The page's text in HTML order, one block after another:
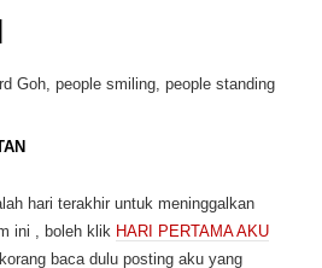
hari terakhir untuk meninggalkan
ini , boleh klik HARI PERTAMA AKU
baca dulu posting aku yang